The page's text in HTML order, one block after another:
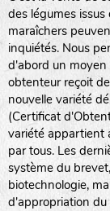
des légumes
maraîchers
inquiétés. Nous
d'abord un
obtenteur reçoit
nouvelle variété
(Certificat
variété appartient
par tous. Les
système du
biotechnologie,
d'appropriation du